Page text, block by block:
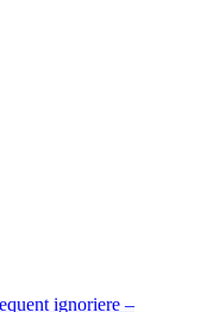
ignoriere –